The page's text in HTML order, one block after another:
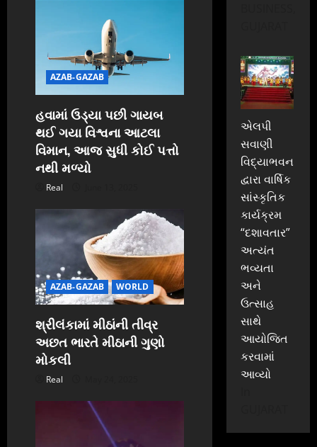
i
o
n
AZAB-GAZAB
હવામાં ઉડ્યા પછી ગાયબ
થઈ ગયા વિશ્વના આટલા
વિમાન, આજ સુધી કોઈ પત્તો
નથી મળ્યો
Real
AZAB-GAZAB WORLD
શ્રીલંકામાં મીઠાંની તીવ્ર
અછત ભારતે મીઠાની ગુણો
મોકલી
Real
એલપી
સવાણી
વિદ્યાભવન
દ્વારા વાર્ષિક
સાંસ્કૃતિક
કાર્યક્રમ
“દશાવતાર”
અત્યંત
ભવ્યતા
અને
ઉત્સાહ
સાથે
આયોજિત
કરવામાં
આવ્યો